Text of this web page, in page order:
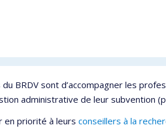
BRDV sont d’accompagner les
administrative de leur subvention
en priorité à leurs conseillers à la